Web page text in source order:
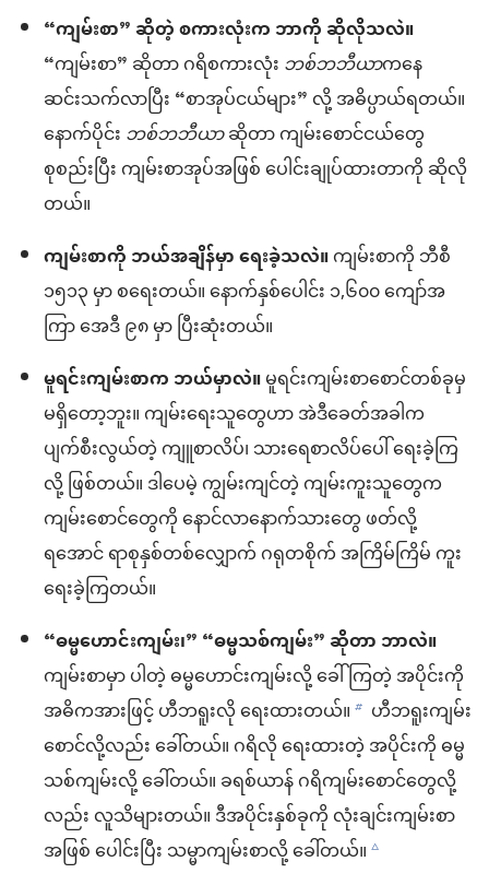
“ကျမ်းစာ” ဆိုတဲ့ စကားလုံးက ဘာကို ဆိုလိုသလဲ။
“ကျမ်းစာ” ဆိုတာ ဂရိစကားလုံးဘစ်ဘဘီယာကနေ
ဆင်းသက်လာပြီး “စာအုပ်ငယ်များ” လို့ အဓိပ္ပာယ်ရတယ်။
နောက်ပိုင်းဘစ်ဘဘီယာဆိုတာ ကျမ်းစောင်ငယ်တွေ
စုစည်းပြီး ကျမ်းစာအုပ်အဖြစ် ပေါင်းချုပ်ထားတာကို ဆိုလို
တယ်။
ကျမ်းစာကို ဘယ်အချိန်မှာ ရေးခဲ့သလဲ။ကျမ်းစာကို ဘီစီ
၁၅၁၃ မှာ စရေးတယ်။ နောက်နှစ်ပေါင်း ၁,၆၀၀ ကျော်အ
ကြာ အေဒီ ၉၈ မှာ ပြီးဆုံးတယ်။
မူရင်းကျမ်းစာက ဘယ်မှာလဲ။မူရင်းကျမ်းစာစောင်တစ်ခုမှ
မရှိတော့ဘူး။ ကျမ်းရေးသူတွေဟာ အဲဒီခေတ်အခါက
ပျက်စီးလွယ်တဲ့ ကျူစာလိပ်၊ သားရေစာလိပ်ပေါ် ရေးခဲ့ကြ
လို့ ဖြစ်တယ်။ ဒါပေမဲ့ ကျွမ်းကျင်တဲ့ ကျမ်းကူးသူတွေက
ကျမ်းစောင်တွေကို နောင်လာနောက်သားတွေ ဖတ်လို့
ရအောင် ရာစုနှစ်တစ်လျှောက် ဂရုတစိုက် အကြိမ်ကြိမ် ကူး
ရေးခဲ့ကြတယ်။
“ဓမ္မဟောင်းကျမ်း၊” “ဓမ္မသစ်ကျမ်း” ဆိုတာ ဘာလဲ။
ကျမ်းစာမှာ ပါတဲ့ ဓမ္မဟောင်းကျမ်းလို့ ခေါ်ကြတဲ့ အပိုင်းကို
အဓိကအားဖြင့် ဟီဘရူးလို ရေးထားတယ်။ b ဟီဘရူးကျမ်း
စောင်လို့လည်း ခေါ်တယ်။ ဂရိလို ရေးထားတဲ့ အပိုင်းကို ဓမ္မ
သစ်ကျမ်းလို့ ခေါ်တယ်။ ခရစ်ယာန် ဂရိကျမ်းစောင်တွေလို့
လည်း လူသိများတယ်။ ဒီအပိုင်းနှစ်ခုကို လုံးချင်းကျမ်းစာ
အဖြစ် ပေါင်းပြီး သမ္မာကျမ်းစာလို့ ခေါ်တယ်။ c